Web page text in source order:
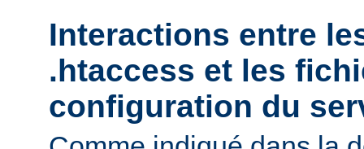
Interactions entre
.htaccess et les
configuration du